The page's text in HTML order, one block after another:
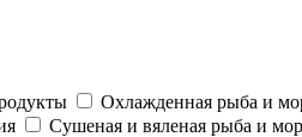
Охлажденная рыба и
Сушеная и вяленая рыба и